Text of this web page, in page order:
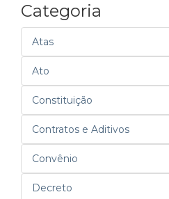
Categoria
Atas
Ato
Constituição
Contratos e Aditivos
Convênio
Decreto